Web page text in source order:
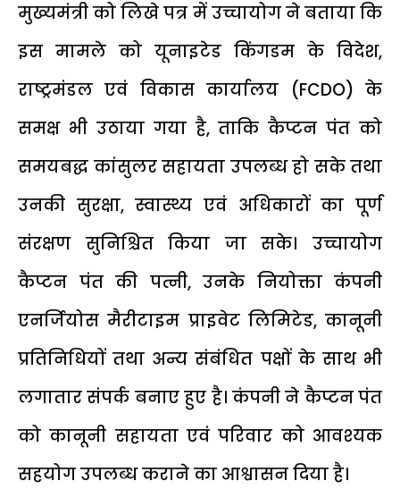
मुख्यमंत्री को लिखे पत्र में उच्चायोग ने बताया कि
इस मामले को यूनाइटेड किंगडम के विदेश,
राष्ट्रमंडल एवं विकास कार्यालय (FCDO) के
समक्ष भी उठाया गया है, ताकि कैप्टन पंत को
समयबद्ध कांसुलर सहायता उपलब्ध हो सके तथा
उनकी सुरक्षा, स्वास्थ्य एवं अधिकारों का पूर्ण
संरक्षण सुनिश्चित किया जा सके। उच्चायोग
कैप्टन पंत की पत्नी, उनके नियोक्ता कंपनी
एनर्जियोस मैरीटाइम प्राइवेट लिमिटेड, कानूनी
प्रतिनिधियों तथा अन्य संबंधित पक्षों के साथ भी
लगातार संपर्क बनाए हुए है। कंपनी ने कैप्टन पंत
को कानूनी सहायता एवं परिवार को आवश्यक
सहयोग उपलब्ध कराने का आश्वासन दिया है।